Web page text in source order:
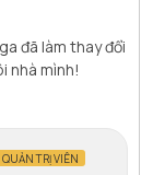
đã làm thay đổi
nhà mình!
QUẢN TRỊ VIÊN